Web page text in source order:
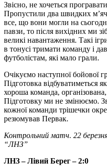
Звісно, не хочеться
Пропустили два швидких
все, що вони могли на
павзи, то після вихідних ми
великі навантаження. Такі
в тонусі тримати команду і
футболістам, які мало грали.
Очікуємо наступної бойової
Підготовка відбуватиметься
хороша команда,
Підготовку ми не змінюємо.
кожної команди трішечки
резюмував Первак.
Контрольний матч. 22
“ЛНЗ”
ЛНЗ – Лівий Берег – 2:0